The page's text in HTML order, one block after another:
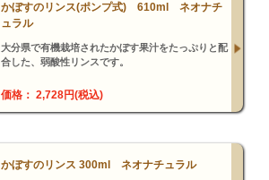
かぼすのリンス(ポンプ式) 610ml ネオナチ
ュラル
大分県で有機栽培されたかぼす果汁をたっぷりと配
合した、弱酸性リンスです。
価格： 2,728円(税込)
かぼすのリンス 300ml ネオナチュラル